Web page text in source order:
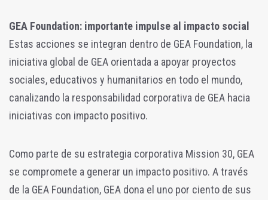
GEA Foundation: importante impulse al impacto social
Estas acciones se integran dentro de GEA Foundation, la
iniciativa global de GEA orientada a apoyar proyectos
sociales, educativos y humanitarios en todo el mundo,
canalizando la responsabilidad corporativa de GEA hacia
iniciativas con impacto positivo.
Como parte de su estrategia corporativa Mission 30, GEA
se compromete a generar un impacto positivo. A través
de la GEA Foundation, GEA dona el uno por ciento de sus